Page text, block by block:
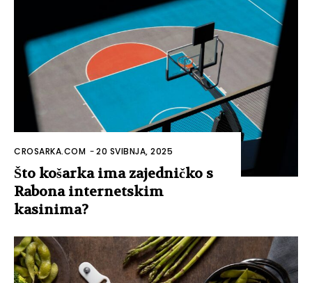
CROSARKA.COM -20 SVIBNJA, 2025
Što košarka ima zajedničko s
Rabona internetskim
kasinima?